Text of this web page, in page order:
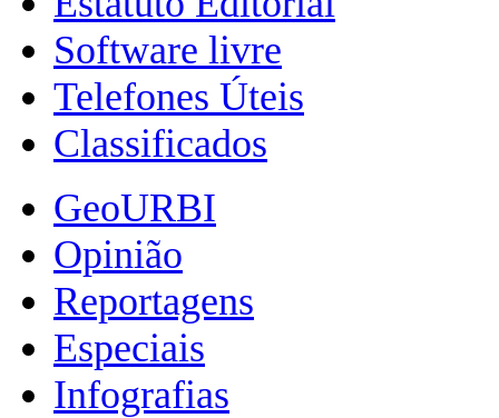
Software livre
Telefones Úteis
Classificados
GeoURBI
Opinião
Reportagens
Especiais
Infografias